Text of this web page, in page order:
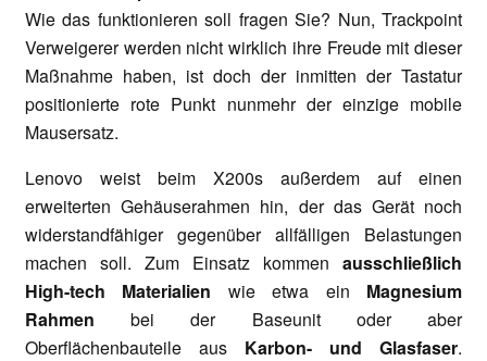
Wie das funktionieren soll fragen Sie? Nun, Trackpoint
Verweigerer werden nicht wirklich ihre Freude mit dieser
Maßnahme haben, ist doch der inmitten der Tastatur
positionierte rote Punkt nunmehr der einzige mobile
Mausersatz.
Lenovo weist beim X200s außerdem auf einen
erweiterten Gehäuserahmen hin, der das Gerät noch
widerstandfähiger gegenüber allfälligen Belastungen
machen soll. Zum Einsatz kommen ausschließlich
High-tech Materialien wie etwa ein Magnesium
Rahmen bei der Baseunit oder aber
Oberflächenbauteile aus Karbon- und Glasfaser.